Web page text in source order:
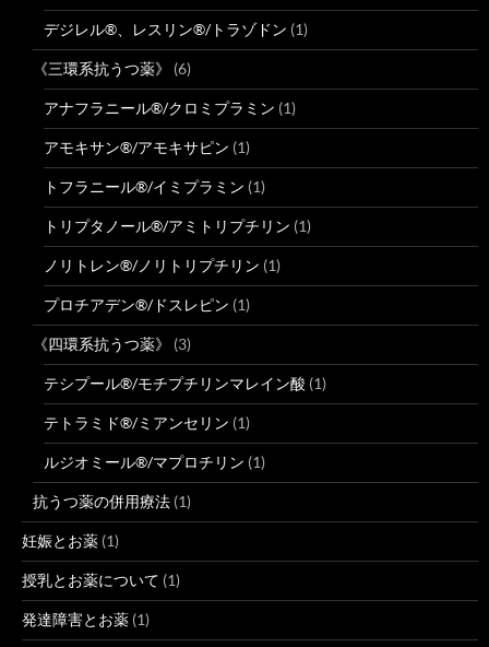
デジレル®、レスリン®/トラゾドン (1)
《三環系抗うつ薬》 (6)
アナフラニール®/クロミプラミン (1)
アモキサン®/アモキサピン (1)
トフラニール®/イミプラミン (1)
トリプタノール®/アミトリプチリン (1)
ノリトレン®/ノリトリプチリン (1)
プロチアデン®/ドスレピン (1)
《四環系抗うつ薬》 (3)
テシプール®/モチプチリンマレイン酸 (1)
テトラミド®/ミアンセリン (1)
ルジオミール®/マプロチリン (1)
抗うつ薬の併用療法 (1)
妊娠とお薬 (1)
授乳とお薬について (1)
発達障害とお薬 (1)